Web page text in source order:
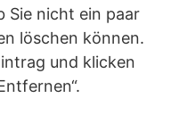
Sie nicht ein paar
löschen können.
und klicken